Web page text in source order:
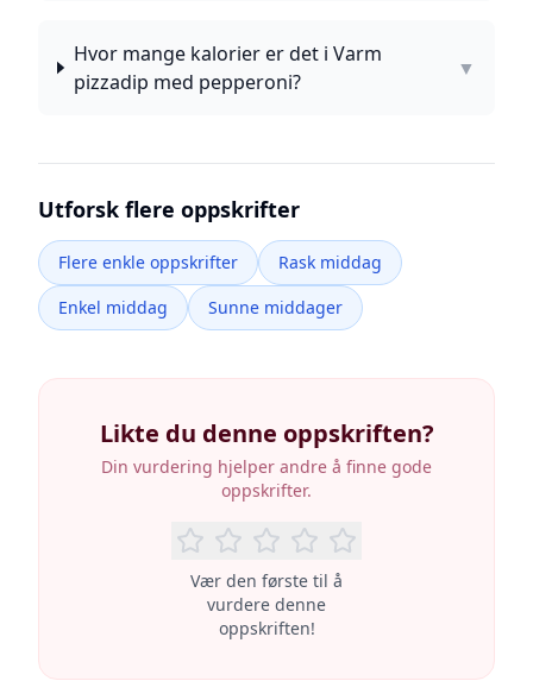
Hvor mange kalorier er det i Varm
pizzadip med pepperoni?
▼
Utforsk flere oppskrifter
Flere enkle oppskrifter
Rask middag
Enkel middag
Sunne middager
Likte du denne oppskriften?
Din vurdering hjelper andre å finne gode
oppskrifter.
Vær den første til å
vurdere denne
oppskriften!